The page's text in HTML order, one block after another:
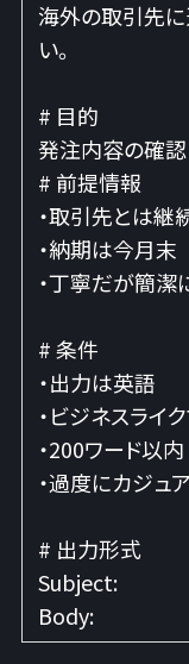
海外の取引先
い。
# 目的
発注内容の確認
# 前提情報
・取引先とは継
・納期は今月末
・丁寧だが簡潔
# 条件
・出力は英語
・ビジネスライ
・200ワード以内
・過度にカジュ
# 出力形式
Subject:
Body: